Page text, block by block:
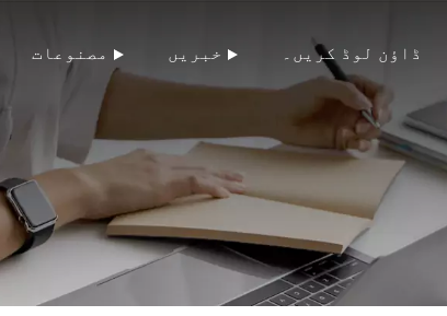
مصنوعات خبریں ڈاؤن لوڈ کریں۔